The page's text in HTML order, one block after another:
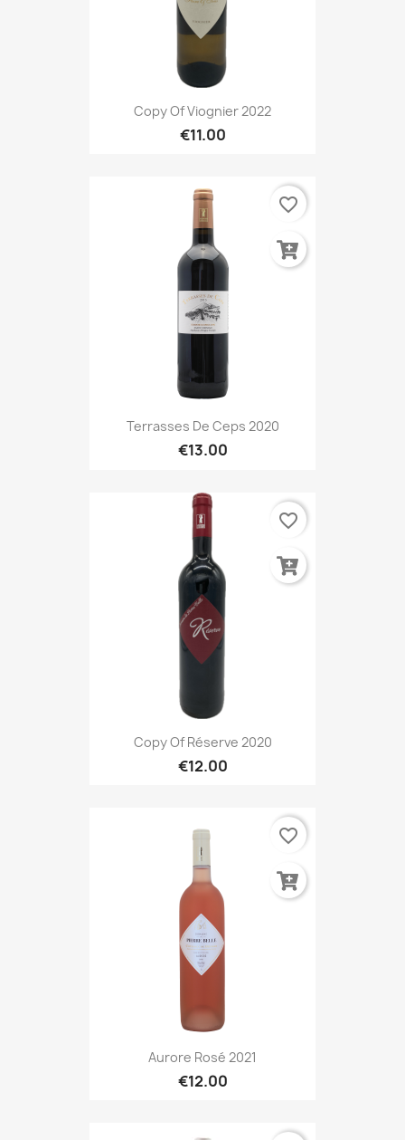
Copy Of Viognier 2022
€11.00
Terrasses De Ceps 2020
€13.00
favorite_border
Copy Of Réserve 2020
€12.00
favorite_border
Aurore Rosé 2021
€12.00
favorite_border